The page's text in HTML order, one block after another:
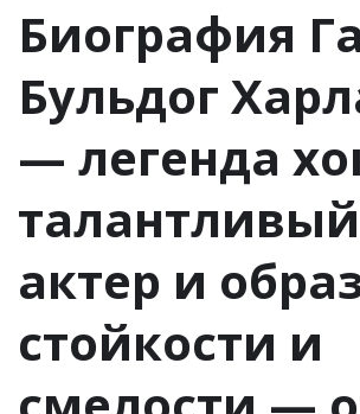
Биография
Бульдог
— легенда
талантливый
актер и
стойкости и